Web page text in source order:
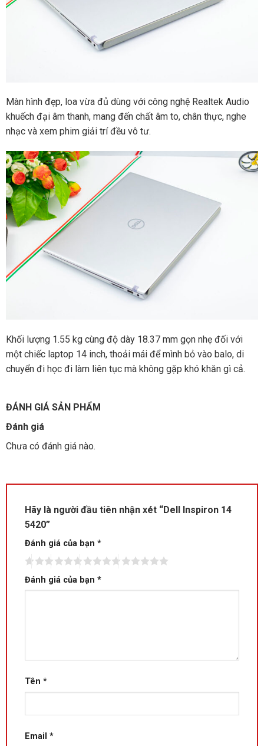
Màn hình đẹp, loa vừa đủ dùng với công nghệ Realtek Audio
khuếch đại âm thanh, mang đến chất âm to, chân thực, nghe
nhạc và xem phim giải trí đều vô tư.
Khối lượng 1.55 kg cùng độ dày 18.37 mm gọn nhẹ đối với
một chiếc laptop 14 inch, thoải mái để mình bỏ vào balo, di
chuyển đi học đi làm liên tục mà không gặp khó khăn gì cả.
ĐÁNH GIÁ SẢN PHẨM
Đánh giá
Chưa có đánh giá nào.
Hãy là người đầu tiên nhận xét “Dell Inspiron 14
5420”
Đánh giá của bạn *
Đánh giá của bạn *
Tên *
Email *